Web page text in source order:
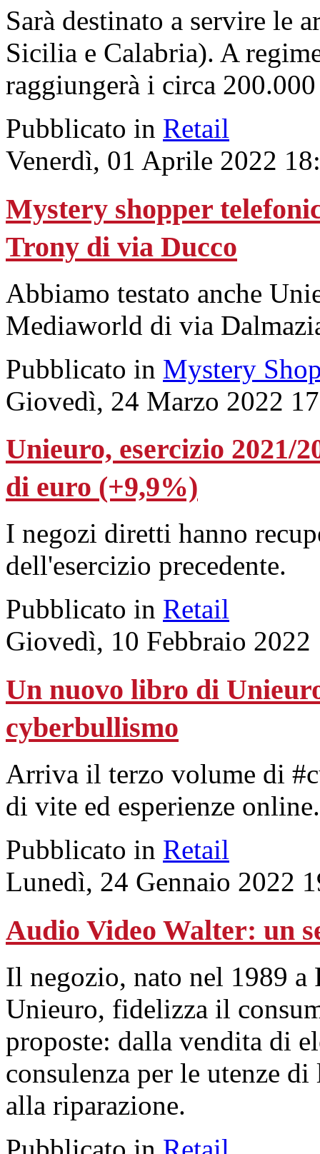
Sarà destinato a servire le
Sicilia e Calabria). A
raggiungerà i circa
Pubblicato in Retail
Venerdì, 01 Aprile 2022
Mystery shopper
Trony di via Ducco
Abbiamo testato anche
Mediaworld di via
Pubblicato in Mystery
Giovedì, 24 Marzo 2022
Unieuro, esercizio
di euro (+9,9%)
I negozi diretti hanno
dell'esercizio precedente.
Pubblicato in Retail
Giovedì, 10 Febbraio 2022
Un nuovo libro di
cyberbullismo
Arriva il terzo volume di
di vite ed esperienze online.
Pubblicato in Retail
Lunedì, 24 Gennaio 2022
Audio Video Walter: un
Il negozio, nato nel 1989 a
Unieuro, fidelizza il
proposte: dalla vendita di
consulenza per le utenze
alla riparazione.